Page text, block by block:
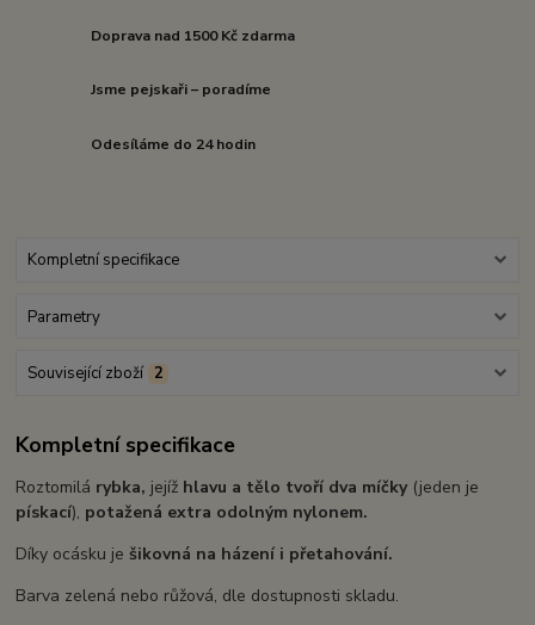
Doprava nad 1500 Kč zdarma
Jsme pejskaři – poradíme
Odesíláme do 24 hodin
Kompletní specifikace
Parametry
Související zboží 2
Kompletní specifikace
Roztomilá rybka, jejíž hlavu a tělo tvoří dva míčky(jeden je
pískací), potažená extra odolným nylonem.
Díky ocásku je šikovná na házení i přetahování.
Barva zelená nebo růžová, dle dostupnosti skladu.